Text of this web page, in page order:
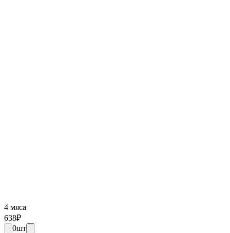
4 мяса
638₽
0шт